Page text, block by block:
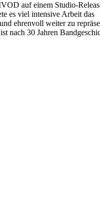
auf einem Studio-
es viel intensive Arbeit das
ehrenvoll weiter zu
ist nach 30 Jahren